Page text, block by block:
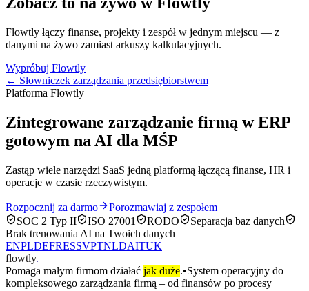
Flowtly łączy finanse, projekty i zespół w jednym miejscu — z
danymi na żywo zamiast arkuszy kalkulacyjnych.
Wypróbuj Flowtly
← Słowniczek zarządzania przedsiębiorstwem
Platforma Flowtly
Zintegrowane zarządzanie firmą w ERP
gotowym na AI dla MŚP
Zastąp wiele narzędzi SaaS jedną platformą łączącą finanse, HR i
operacje w czasie rzeczywistym.
Rozpocznij za darmo
Porozmawiaj z zespołem
SOC 2 Typ II
ISO 27001 RODO
Separacja baz danych
Brak trenowania AI na Twoich danych
ENPLDEFRESSVPTNLDAITUK
flowtly.
Pomaga małym firmom działać jak duże.•System operacyjny do
kompleksowego zarządzania firmą – od finansów po procesy